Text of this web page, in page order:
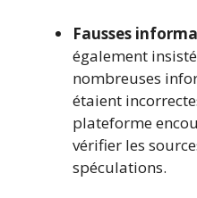
Fausses
également
nombreuses
étaient
plateforme
vérifier les
spéculations.